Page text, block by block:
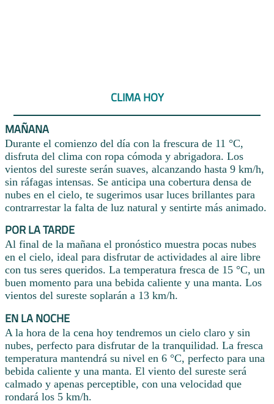
CLIMA HOY
MAÑANA
Durante el comienzo del día con la frescura de 11 °C,
disfruta del clima con ropa cómoda y abrigadora. Los
vientos del sureste serán suaves, alcanzando hasta 9 km/h,
sin ráfagas intensas. Se anticipa una cobertura densa de
nubes en el cielo, te sugerimos usar luces brillantes para
contrarrestar la falta de luz natural y sentirte más animado.
POR LA TARDE
Al final de la mañana el pronóstico muestra pocas nubes
en el cielo, ideal para disfrutar de actividades al aire libre
con tus seres queridos. La temperatura fresca de 15 °C, un
buen momento para una bebida caliente y una manta. Los
vientos del sureste soplarán a 13 km/h.
EN LA NOCHE
A la hora de la cena hoy tendremos un cielo claro y sin
nubes, perfecto para disfrutar de la tranquilidad. La fresca
temperatura mantendrá su nivel en 6 °C, perfecto para una
bebida caliente y una manta. El viento del sureste será
calmado y apenas perceptible, con una velocidad que
rondará los 5 km/h.